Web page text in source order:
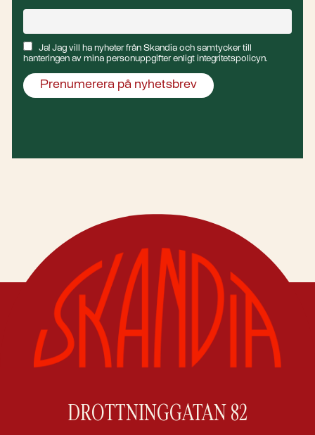
Ja! Jag vill ha nyheter från Skandia och samtycker till
hanteringen av mina personuppgifter enligt integritetspolicyn.
DROTTNINGGATAN 82